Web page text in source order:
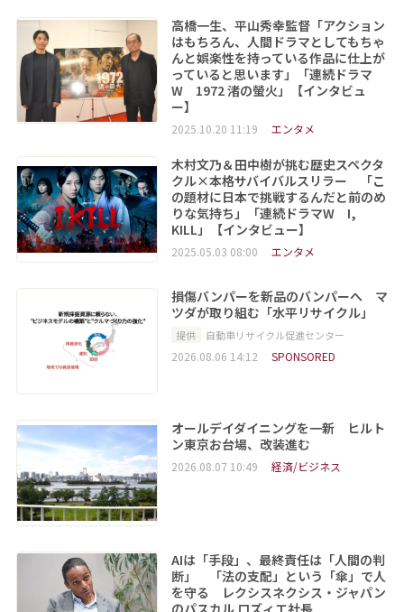
高橋一生、平山秀幸監督「アクション
はもちろん、人間ドラマとしてもちゃ
んと娯楽性を持っている作品に仕上が
っていると思います」「連続ドラマ
W 1972 渚の螢火」【インタビュ
ー】
2025.10.20 11:19 エンタメ
木村文乃＆田中樹が挑む歴史スペクタ
クル×本格サバイバルスリラー 「こ
の題材に日本で挑戦するんだと前のめ
りな気持ち」「連続ドラマW I,
KILL」【インタビュー】
2025.05.03 08:00 エンタメ
損傷バンパーを新品のバンパーへ マ
ツダが取り組む「水平リサイクル」
提供 自動車リサイクル促進センター
2026.08.06 14:12 SPONSORED
オールデイダイニングを一新 ヒルト
ン東京お台場、改装進む
2026.08.07 10:49 経済/ビジネス
AIは「手段」、最終責任は「人間の判
断」 「法の支配」という「傘」で人
を守る レクシスネクシス・ジャパン
のパスカル ロズィエ社長